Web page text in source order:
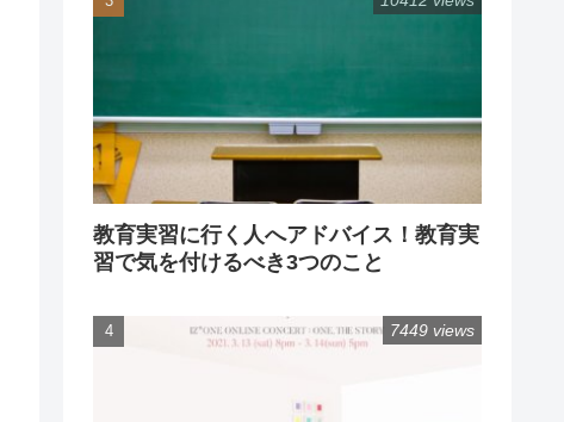
教育実習に行く人へアドバイス！教育実
習で気を付けるべき3つのこと
7449 views